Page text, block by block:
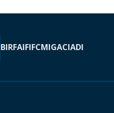
BIRFAIFIFCMIGACIADI